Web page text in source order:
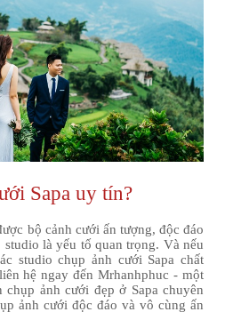
Sapa uy tín?
bộ cảnh cưới ấn tượng, độc đáo
là yếu tố quan trọng. Và nếu
studio chụp ảnh cưới Sapa chất
hệ ngay đến Mrhanhphuc - một
ảnh cưới đẹp ở Sapa chuyên
ảnh cưới độc đáo và vô cùng ấn